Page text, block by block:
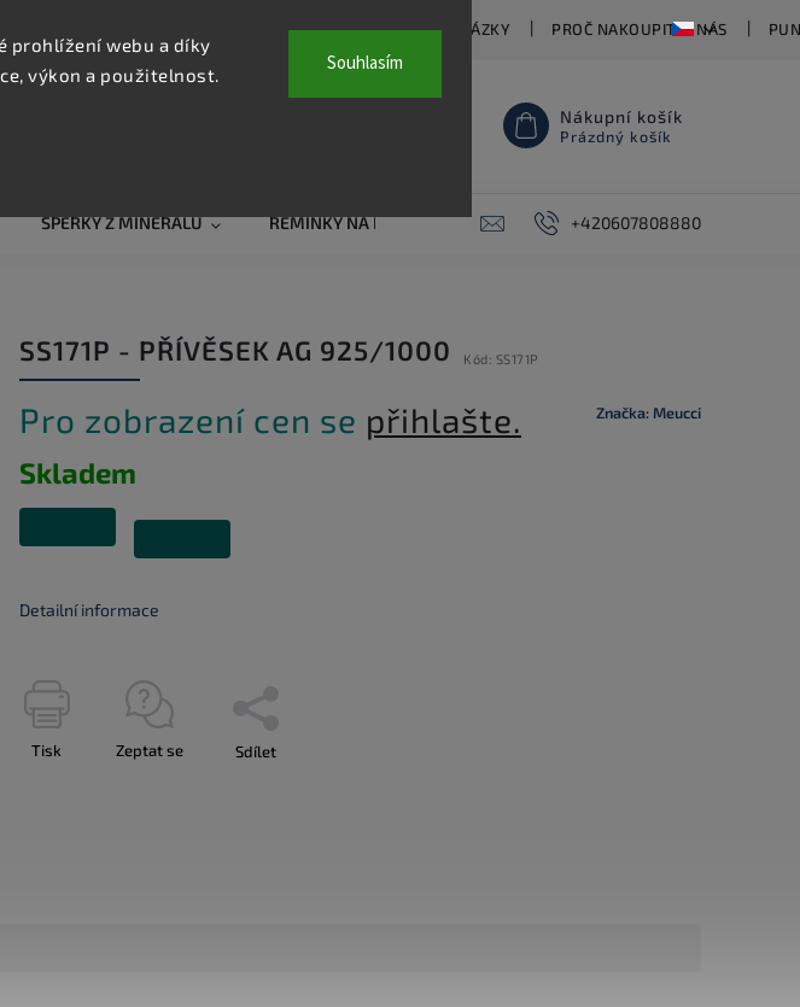
prohlížení webu a díky
výkon a použitelnost.
Souhlasím
ČASTO KLADENÉ OTÁZKY PROČ NAKOUPIT U NÁS
Nákupní košík
Prázdný košík
ŠPERKY Z MINERÁLŮ ŘEMÍNKY NA HODINKY AKCE PIERCING
+420607808880
SS171P - PŘÍVĚSEK AG 925/1000 Kód: SS171P
Značka: Meucci
Pro zobrazení cen se přihlašte.
Skladem
Detailní informace
Tisk Zeptat se Sdílet